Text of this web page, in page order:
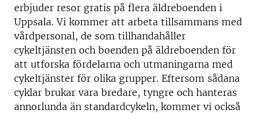
erbjuder resor gratis på flera äldreboenden i
Uppsala. Vi kommer att arbeta tillsammans med
vårdpersonal, de som tillhandahåller
cykeltjänsten och boenden på äldreboenden för
att utforska fördelarna och utmaningarna med
cykeltjänster för olika grupper. Eftersom sådana
cyklar brukar vara bredare, tyngre och hanteras
annorlunda än standardcykeln, kommer vi också